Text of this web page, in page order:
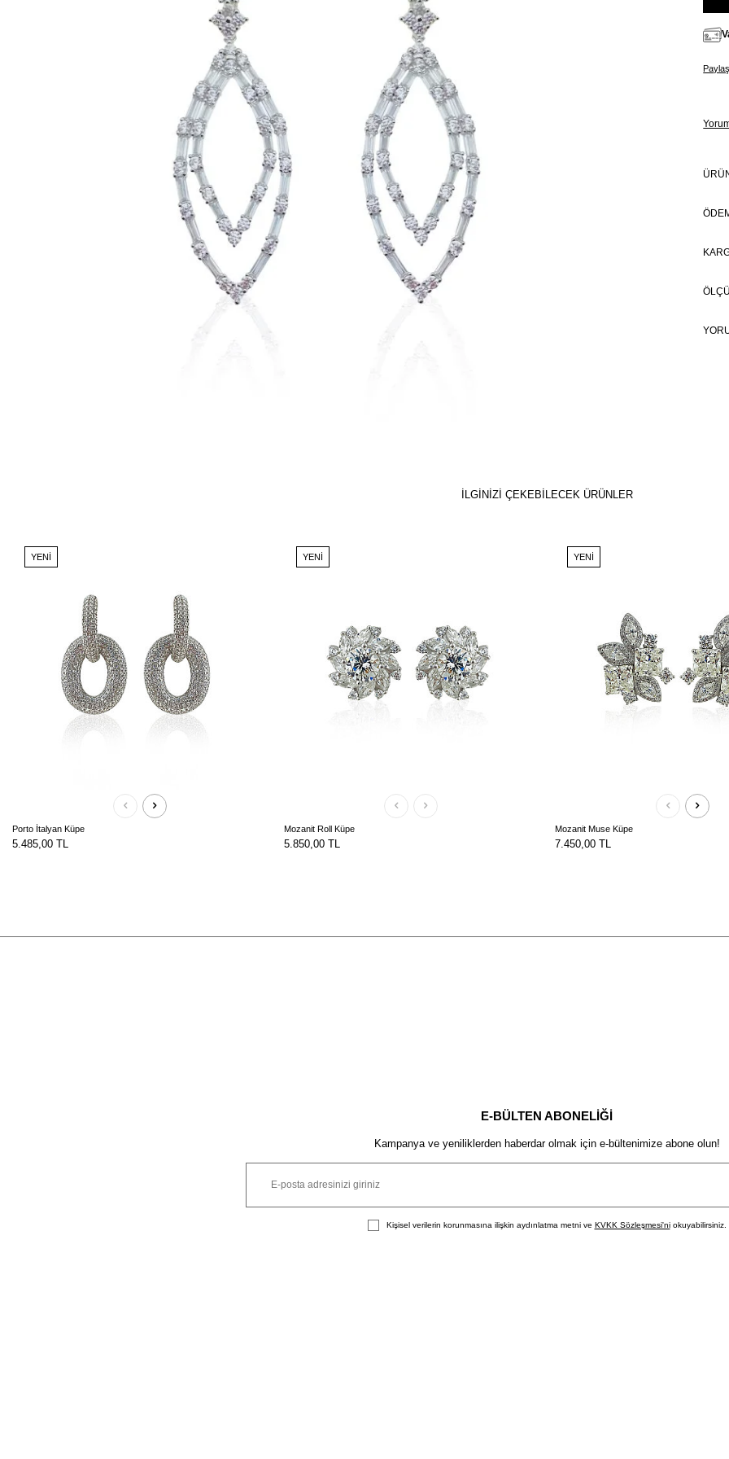
İLGİNİZİ ÇEKEBİLECEK ÜRÜNLER
YENI
Porto İtalyan Küpe
5.485,00 TL
YENI
Mozanit Roll Küpe
5.850,00TL
YENI
Mozanit Muse Küpe
7.450,00 TL
E-BÜLTEN ABONELIĞI
Kampanya ve yeniliklerden haberdar olmak için e-bültenimize abone olun!
Kişisel verilerin korunmasına ilişkin aydınlatma metni ve KVKK Sözleşmesi'niokuyabilirsiniz.